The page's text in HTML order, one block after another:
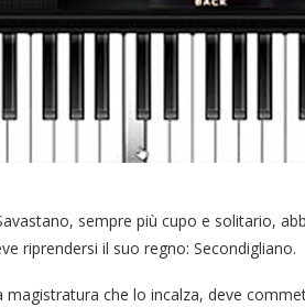
sempre più cupo e solitario,
riprendersi il suo regno: Secondigliano.
che lo incalza, deve